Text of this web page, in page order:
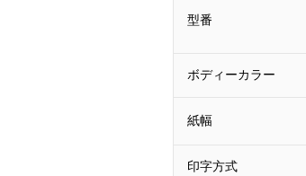
型番
ボディーカラー
紙幅
印字方式